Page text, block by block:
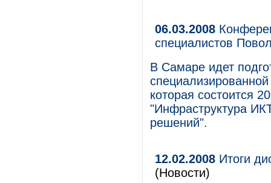
06.03.2008
специалистов
В Самаре идет
которая состоится
"Инфраструктура
решений".
12.02.2008 Итоги
(Новости)